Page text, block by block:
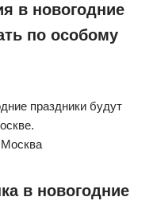
в новогодние
по особому
праздники будут
в новогодние